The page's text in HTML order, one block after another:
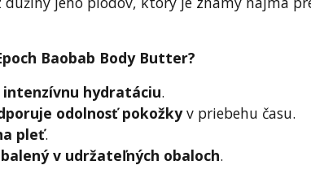
Baobab Body Butter?
intenzívnu hydratáciu.
odolnosť pokožkyv priebehu času.
pleť.
balený v udržateľných obaloch.